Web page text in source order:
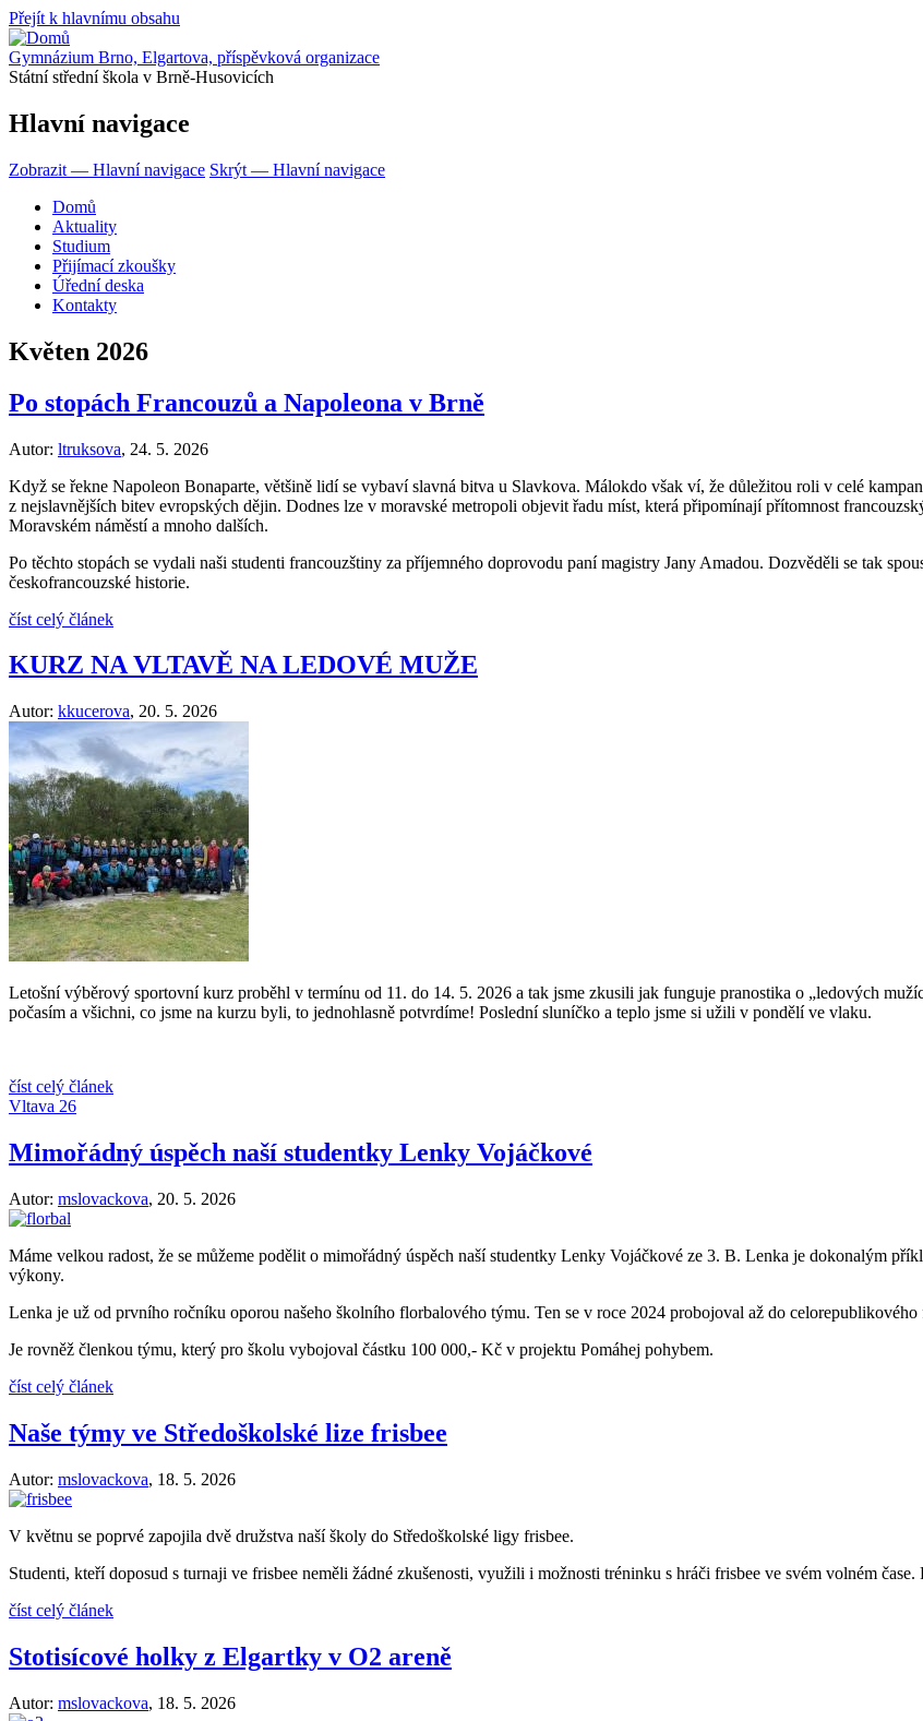
Přejít k hlavnímu obsahu
Gymnázium Brno, Elgartova, příspěvková organizace
Státní střední škola v Brně-Husovicích
Hlavní navigace
Zobrazit — Hlavní navigace Skrýt — Hlavní navigace
Domů
Aktuality
Studium
Přijímací zkoušky
Úřední deska
Kontakty
Květen 2026
Po stopách Francouzů a Napoleona v Brně
Autor: ltruksova, 24. 5. 2026
Když se řekne Napoleon Bonaparte, většině lidí se vybaví slavná bitva u Slavkova. Málokdo však ví, že důležitou roli v celé
z nejslavnějších bitev evropských dějin. Dodnes lze v moravské metropoli objevit řadu míst, která připomínají přítomnost
Moravském náměstí a mnoho dalších.
Po těchto stopách se vydali naši studenti francouzštiny za příjemného doprovodu paní magistry Jany Amadou. Dozvěděli se tak
českofrancouzské historie.
číst celý článek
KURZ NA VLTAVĚ NA LEDOVÉ MUŽE
Autor: kkucerova, 20. 5. 2026
Letošní výběrový sportovní kurz proběhl v termínu od 11. do 14. 5. 2026 a tak jsme zkusili jak funguje pranostika o „ledových
počasím a všichni, co jsme na kurzu byli, to jednohlasně potvrdíme! Poslední sluníčko a teplo jsme si užili v pondělí ve vlaku.
číst celý článek
Vltava 26
Mimořádný úspěch naší studentky Lenky Vojáčkové
Autor: mslovackova, 20. 5. 2026
Máme velkou radost, že se můžeme podělit o mimořádný úspěch naší studentky Lenky Vojáčkové ze 3. B. Lenka je dokonalým
výkony.
Lenka je už od prvního ročníku oporou našeho školního florbalového týmu. Ten se v roce 2024 probojoval až do
Je rovněž členkou týmu, který pro školu vybojoval částku 100 000,- Kč v projektu Pomáhej pohybem.
číst celý článek
Naše týmy ve Středoškolské lize frisbee
Autor: mslovackova, 18. 5. 2026
V květnu se poprvé zapojila dvě družstva naší školy do Středoškolské ligy frisbee.
Studenti, kteří doposud s turnaji ve frisbee neměli žádné zkušenosti, využili i možnosti tréninku s hráči frisbee ve svém volném čase.
číst celý článek
Stotisícové holky z Elgartky v O2 areně
Autor: mslovackova, 18. 5. 2026